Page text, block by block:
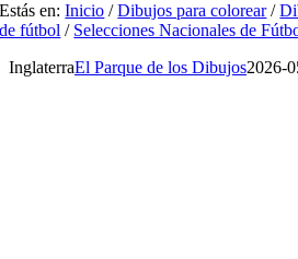
Estás en: Inicio /Dibujos para colorear/
de fútbol / Selecciones Nacionales de
InglaterraEl Parque de los Dibujos2026-